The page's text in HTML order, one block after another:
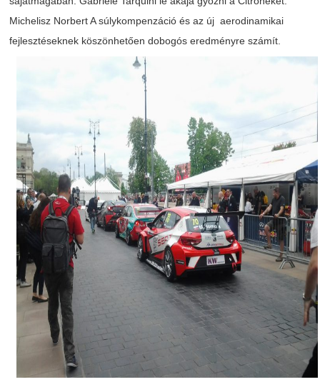
Michelisz Norbert Asúlykompenzáció és az új aerodinamikai
fejlesztéseknek köszönhetően dobogós eredményre számít.
navigáció